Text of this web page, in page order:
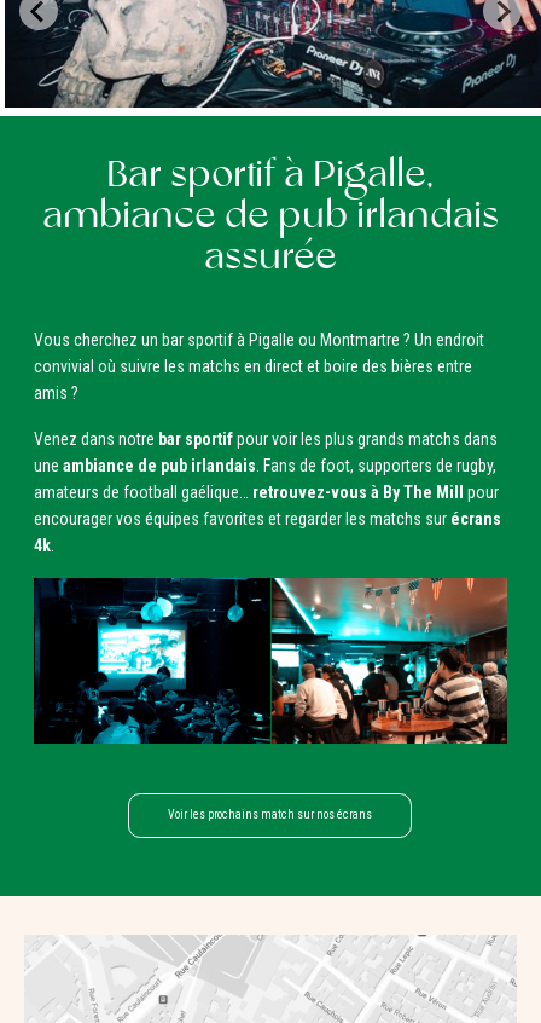
Bar sportif à Pigalle,
ambiance de pub irlandais
assurée
Vous cherchez un bar sportif à Pigalle ou Montmartre ? Un endroit
convivial où suivre les matchs en direct et boire des bières entre
amis ?
Venez dans notre bar sportifpour voir les plus grands matchs dans
une ambiance de pub irlandais. Fans de foot, supporters de rugby,
amateurs de football gaélique… retrouvez-vous à By The Mill
pour
encourager vos équipes favorites et regarder les matchs sur écrans
4k.
Voir les prochains match sur nos écrans